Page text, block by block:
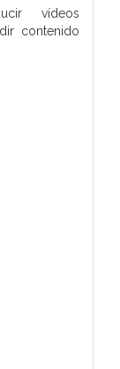
vídeos
contenido